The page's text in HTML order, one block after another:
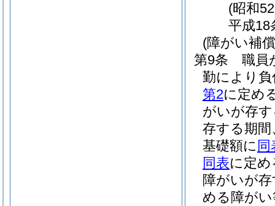
(昭和
平成18
(障がい補
第9条
職員
勤により
第2に定め
がいが存
存する期間
基礎額に 同
同表に定
障がいが
める障が